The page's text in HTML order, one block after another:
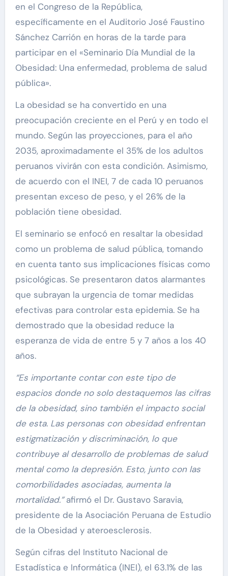
en el Congreso de la República,
específicamente en el Auditorio José Faustino
Sánchez Carrión en horas de la tarde para
participar en el «Seminario Día Mundial de la
Obesidad: Una enfermedad, problema de salud
pública».
La obesidad se ha convertido en una
preocupación creciente en el Perú y en todo el
mundo. Según las proyecciones, para el año
2035, aproximadamente el 35% de los adultos
peruanos vivirán con esta condición. Asimismo,
de acuerdo con el INEI, 7 de cada 10 peruanos
presentan exceso de peso, y el 26% de la
población tiene obesidad.
El seminario se enfocó en resaltar la obesidad
como un problema de salud pública, tomando
en cuenta tanto sus implicaciones físicas como
psicológicas. Se presentaron datos alarmantes
que subrayan la urgencia de tomar medidas
efectivas para controlar esta epidemia. Se ha
demostrado que la obesidad reduce la
esperanza de vida de entre 5 y 7 años a los 40
años.
“Es importante contar con este tipo de
espacios donde no solo destaquemos las cifras
de la obesidad, sino también el impacto social
de esta. Las personas con obesidad enfrentan
estigmatización y discriminación, lo que
contribuye al desarrollo de problemas de salud
mental como la depresión. Esto, junto con las
comorbilidades asociadas, aumenta la
mortalidad.”afirmó el Dr. Gustavo Saravia,
presidente de la Asociación Peruana de Estudio
de la Obesidad y ateroesclerosis.
Según cifras del Instituto Nacional de
Estadística e Informática (INEI), el 63.1% de las